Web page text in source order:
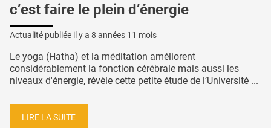
c’est faire le plein d’énergie
Actualité publiée il y a 8 années 11 mois
Le yoga (Hatha) et la méditation améliorent
considérablement la fonction cérébrale mais aussi les
niveaux d'énergie, révèle cette petite étude de l’Université ...
LIRE LA SUITE